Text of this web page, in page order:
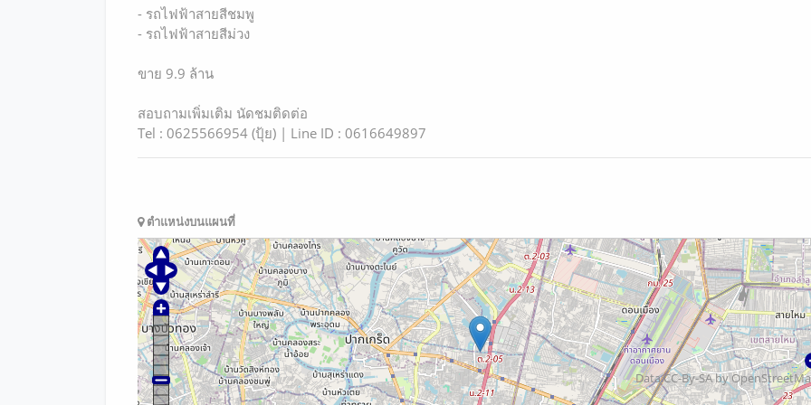
- รถไฟฟ้าสายสีชมพู
- รถไฟฟ้าสายสีม่วง
ขาย 9.9 ล้าน
สอบถามเพิ่มเติม นัดชมติดต่อ
Tel : 0625566954 (ปุ้ย) | Line ID : 0616649897
ตำแหน่งบนแผนที่
Data CC-By-SA by